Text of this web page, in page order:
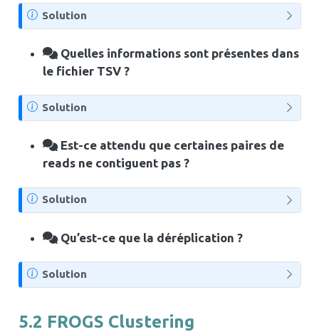
N
o
t
Solution
Quelles informations sont présentes dans
le fichier TSV ?
N
o
t
Solution
Est-ce attendu que certaines paires de
reads ne contiguent pas ?
N
o
t
Solution
Qu’est-ce que la déréplication ?
N
o
e
Solution
5.2 FROGS Clustering